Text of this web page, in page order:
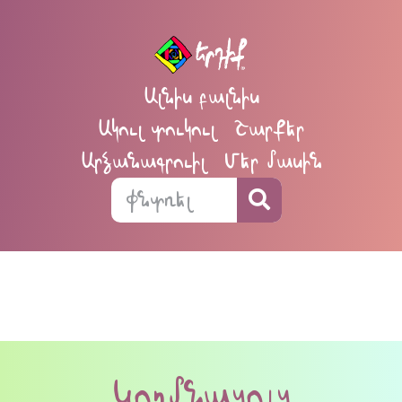
Ալնիս բալնիս
Ակուլ տուկուլ
Շարքեր
Արձանագրուիլ
Մեր մասին